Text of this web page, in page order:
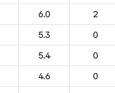
6.0 2
5.3 0
5.4 0
4.6 0